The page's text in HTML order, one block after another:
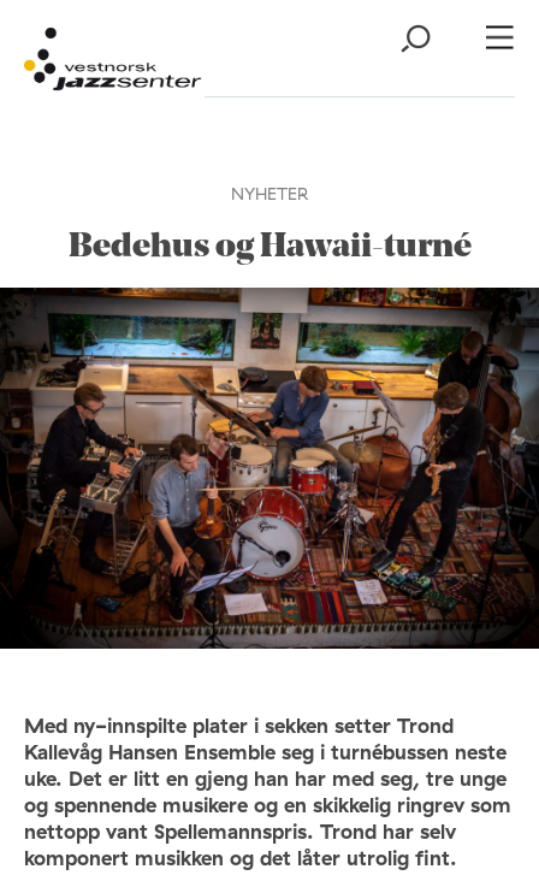
NYHETER
Bedehus og Hawaii-turné
Med ny-innspilte plater i sekken setter Trond
Kallevåg Hansen Ensemble seg i turnébussen neste
uke. Det er litt en gjeng han har med seg, tre unge
og spennende musikere og en skikkelig ringrev som
nettopp vant Spellemannspris. Trond har selv
komponert musikken og det låter utrolig fint.